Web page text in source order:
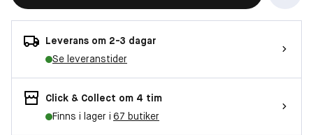
Leverans om 2-3 dagar
Se leveranstider
Click & Collect om 4 tim
Finns i lager i 67 butiker